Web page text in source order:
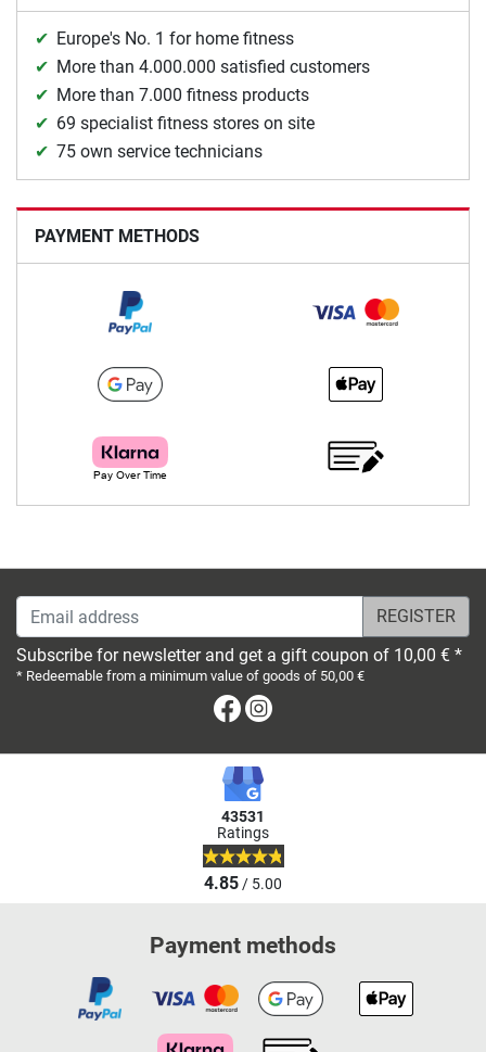
Europe's No. 1 for home fitness
More than 4.000.000 satisfied customers
More than 7.000 fitness products
69 specialist fitness stores on site
75 own service technicians
PAYMENT METHODS
Email address
Subscribe for newsletter and get a gift coupon of 10,00 € *
* Redeemable from a minimum value of goods of 50,00 €
Facebook
43531
Ratings
4.85/ 5.00
Payment methods